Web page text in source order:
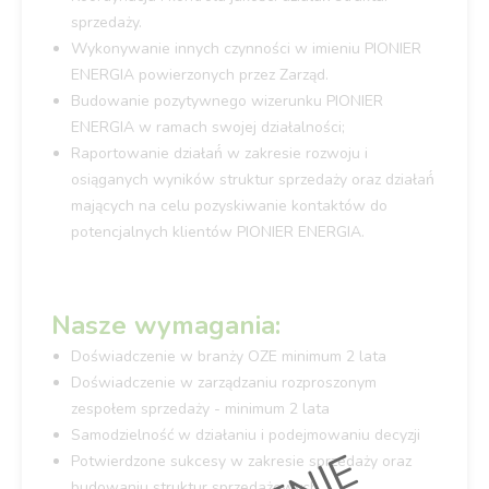
sprzedaży.
Wykonywanie innych czynności w imieniu PIONIER
ENERGIA powierzonych przez Zarząd.
Budowanie pozytywnego wizerunku PIONIER
ENERGIA w ramach swojej działalności;
Raportowanie działań́ w zakresie rozwoju i
osiąganych wyników struktur sprzedaży oraz działań́
mających na celu pozyskiwanie kontaktów do
potencjalnych klientów PIONIER ENERGIA.
Nasze wymagania:
Doświadczenie w branży OZE minimum 2 lata
Doświadczenie w zarządzaniu rozproszonym
zespołem sprzedaży - minimum 2 lata
Samodzielność w działaniu i podejmowaniu decyzji
Potwierdzone sukcesy w zakresie sprzedaży oraz